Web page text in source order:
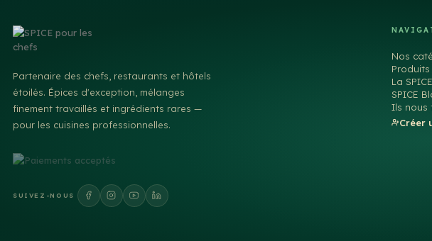
Partenaire des chefs, restaurants et hôtels
étoilés. Épices d'exception, mélanges
finement travaillés et ingrédients rares —
pour les cuisines professionnelles.
SUIVEZ-NOUS
Nos
La
SPICE
Ils nous
Créer